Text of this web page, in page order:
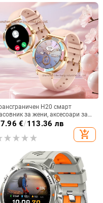
H20 смарт
за жени, аксесоари за
обаждане на сън,
на физиологичния
на жените, носене на
€/113.36 лв
add_shopping_cart